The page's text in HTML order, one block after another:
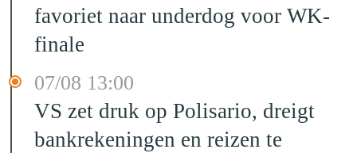
favoriet naar underdog voor WK-
finale
07/08 13:00
VS zet druk op Polisario, dreigt
bankrekeningen en reizen te